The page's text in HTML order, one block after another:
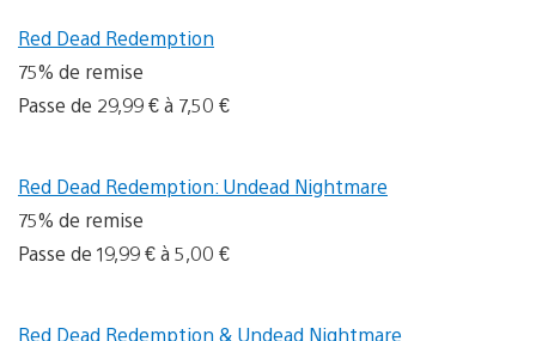
Red Dead Redemption
75% de remise
Passe de 29,99 € à 7,50 €
Red Dead Redemption: Undead Nightmare
75% de remise
Passe de 19,99 € à 5,00 €
Red Dead Redemption & Undead Nightmare